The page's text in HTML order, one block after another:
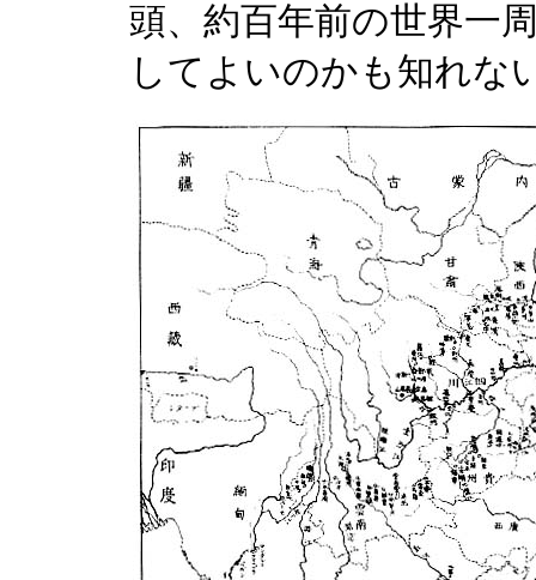
頭、約百年前の世界一
してよいのかも知れな